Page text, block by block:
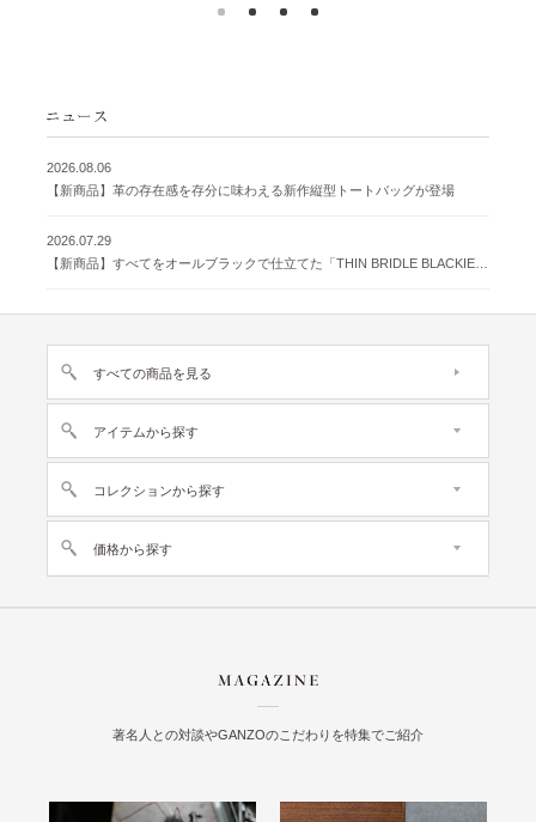
2026.08.06
【新商品】革の存在感を存分に味わえる新作縦型トートバッグが登場
2026.07.29
すべての商品を見る
アイテムから探す
コレクションから探す
価格から探す
著名人との対談やGANZOのこだわりを特集でご紹介